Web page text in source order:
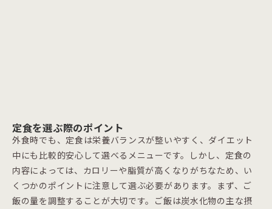
定食を選ぶ際のポイント
外食時でも、定食は栄養バランスが整いやすく、ダイエット
中にも比較的安心して選べるメニューです。しかし、定食の
内容によっては、カロリーや脂質が高くなりがちなため、い
くつかのポイントに注意して選ぶ必要があります。まず、ご
飯の量を調整することが大切です。ご飯は炭水化物の主な摂